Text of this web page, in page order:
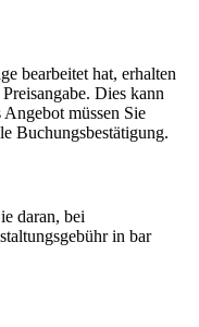
bearbeitet hat, erhalten
Dies kann
müssen Sie
Buchungsbestätigung.
daran, bei
in bar